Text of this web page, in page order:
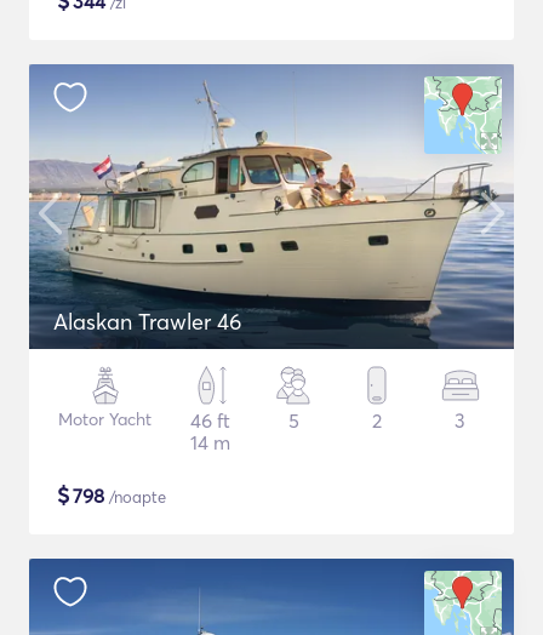
Alaskan Trawler 46
Motor Yacht
46 ft
14 m
5 2 3
$798 /noapte